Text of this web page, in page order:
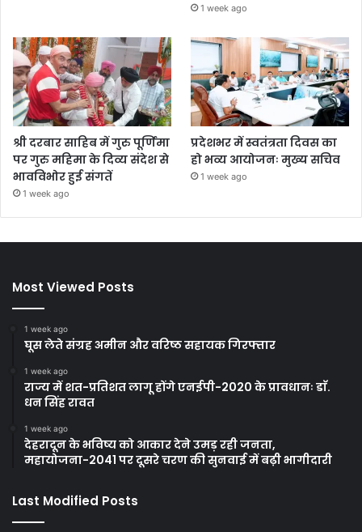
1 week ago
श्री दरबार साहिब में गुरु पूर्णिमा
पर गुरु महिमा के दिव्य संदेश से
भावविभोर हुई संगतें
1 week ago
प्रदेशभर में स्वतंत्रता दिवस का
हो भव्य आयोजनः मुख्य सचिव
1 week ago
Most Viewed Posts
1 week ago
घूस लेते संग्रह अमीन और वरिष्ठ सहायक गिरफ्तार
1 week ago
राज्य में शत-प्रतिशत लागू होंगे एनईपी-2020 के प्रावधानः डाॅ.
धन सिंह रावत
1 week ago
देहरादून के भविष्य को आकार देने उमड़ रही जनता,
महायोजना-2041 पर दूसरे चरण की सुनवाई में बढ़ी भागीदारी
Last Modified Posts